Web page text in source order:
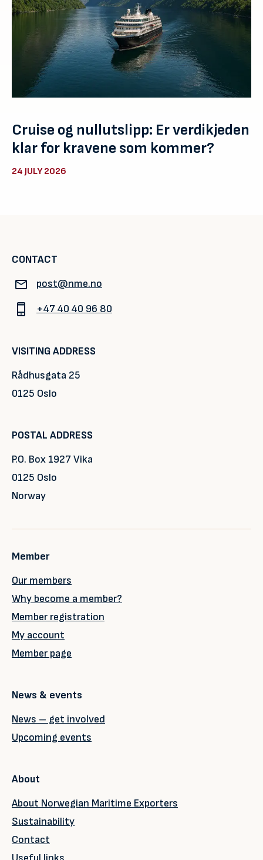
Cruise og nullutslipp: Er verdikjeden
klar for kravene som kommer?
24 JULY 2026
CONTACT
post@nme.no
+47 40 40 96 80
VISITING ADDRESS
Rådhusgata 25
0125 Oslo
POSTAL ADDRESS
P.O. Box 1927 Vika
0125 Oslo
Norway
Member
Our members
Why become a member?
Member registration
My account
Member page
News & events
News – get involved
Upcoming events
About
About Norwegian Maritime Exporters
Sustainability
Contact